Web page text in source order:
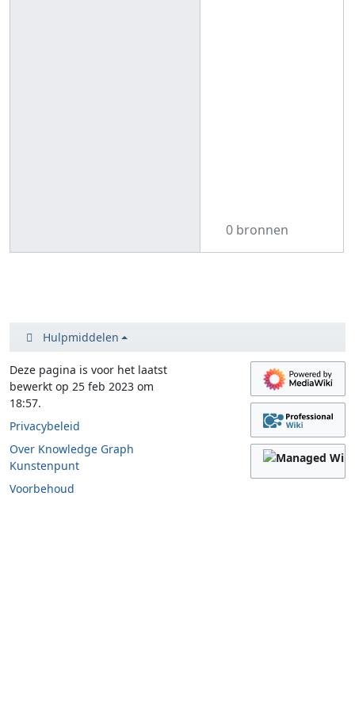
0 bronnen
Hulpmiddelen
Deze pagina is voor het laatst
bewerkt op 25 feb 2023 om
18:57.
Privacybeleid
Over Knowledge Graph
Kunstenpunt
Voorbehoud